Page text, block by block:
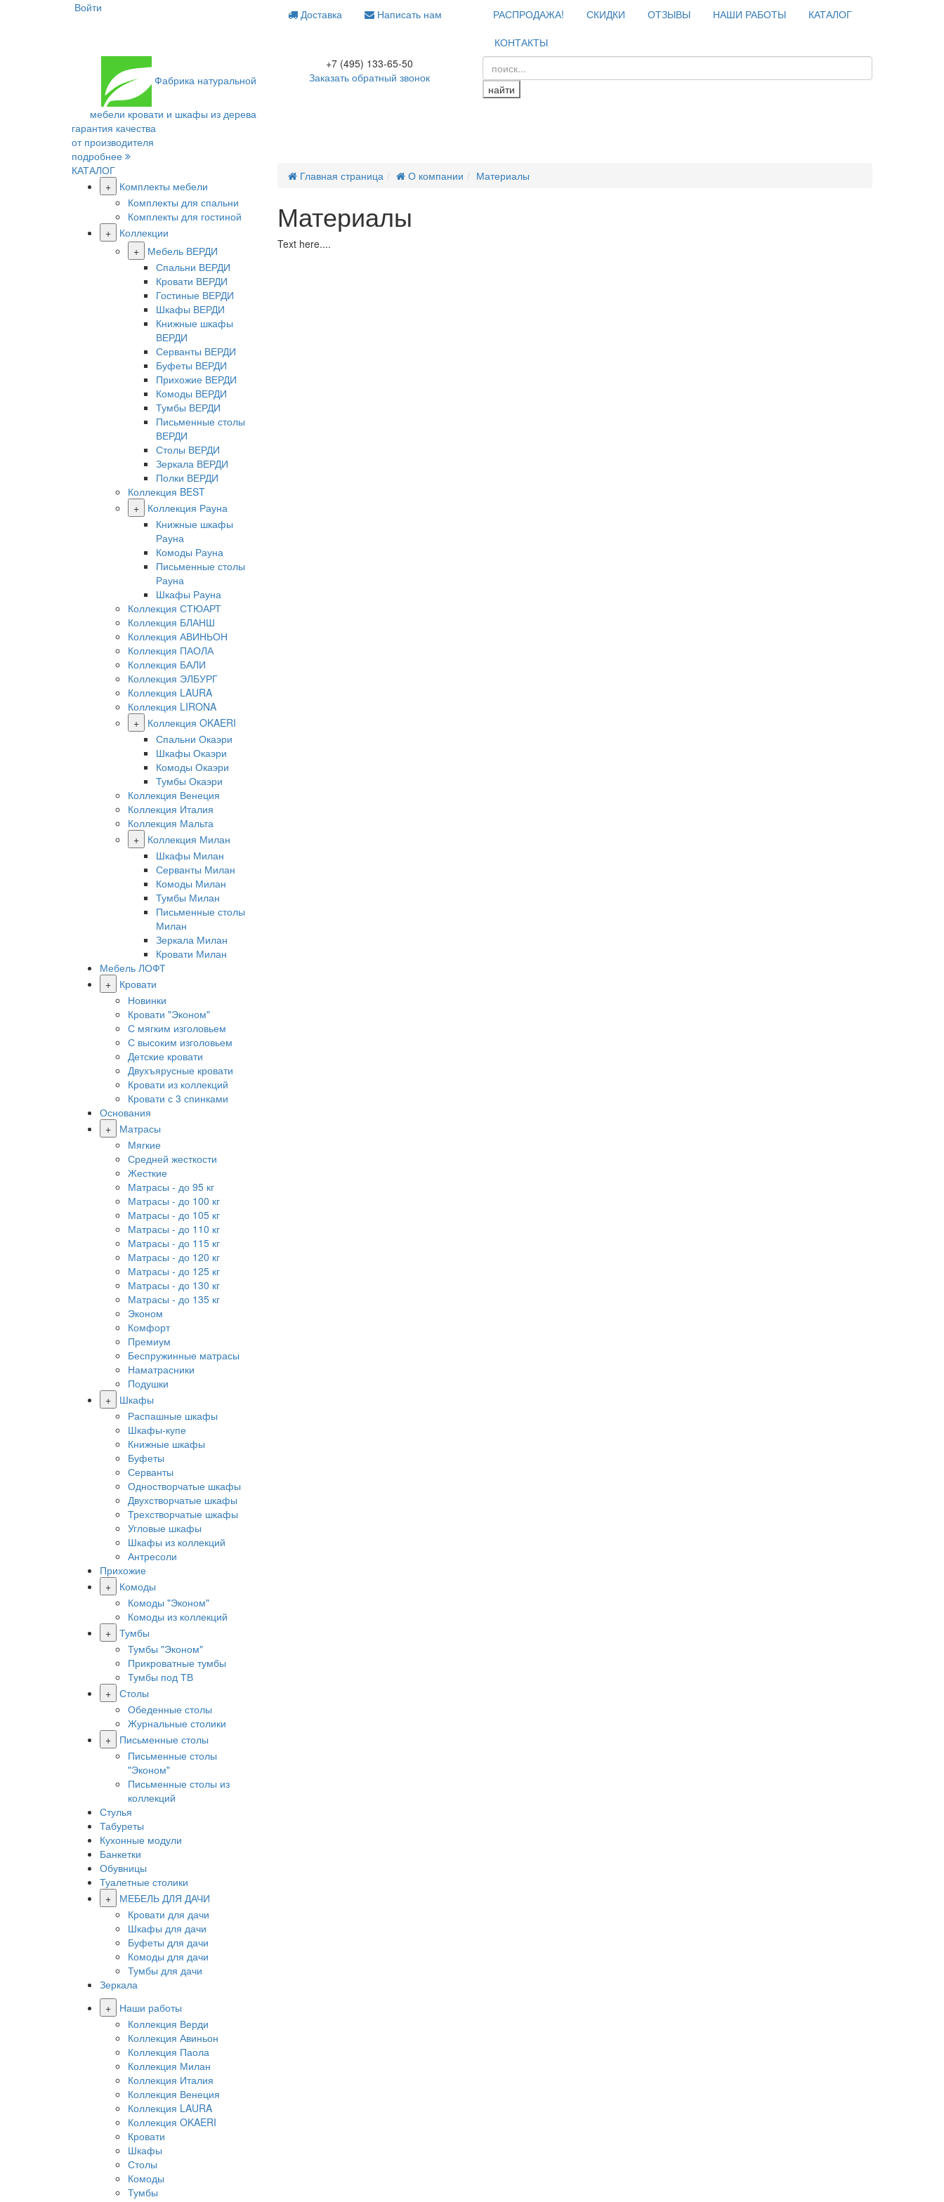
Войти Доставка Написать нам РАСПРОДАЖА! СКИДКИ ОТЗЫВЫ НАШИ РАБОТЫ
КАТАЛОГ
КОНТАКТЫ
Фабрика натуральной
мебели кровати и шкафы из дерева
+7 (495) 133-65-50
Заказать обратный звонок
найти
гарантия качества
от производителя
подробнее
КАТАЛОГ
+
Комплекты мебели
Комплекты для спальни
Комплекты для гостиной
+
Коллекции
+
Мебель ВЕРДИ
Спальни ВЕРДИ
Кровати ВЕРДИ
Гостиные ВЕРДИ
Шкафы ВЕРДИ
Книжные шкафы
ВЕРДИ
Серванты ВЕРДИ
Буфеты ВЕРДИ
Прихожие ВЕРДИ
Комоды ВЕРДИ
Тумбы ВЕРДИ
Письменные столы
ВЕРДИ
Столы ВЕРДИ
Зеркала ВЕРДИ
Полки ВЕРДИ
Коллекция BEST
+
Коллекция Рауна
Книжные шкафы
Рауна
Комоды Рауна
Письменные столы
Рауна
Шкафы Рауна
Коллекция СТЮАРТ
Коллекция БЛАНШ
Коллекция АВИНЬОН
Коллекция ПАОЛА
Коллекция БАЛИ
Коллекция ЭЛБУРГ
Коллекция LAURA
Коллекция LIRONA
+
Коллекция OKAERI
Спальни Окаэри
Шкафы Окаэри
Комоды Окаэри
Тумбы Окаэри
Коллекция Венеция
Коллекция Италия
Коллекция Мальта
+
Коллекция Милан
Шкафы Милан
Серванты Милан
Комоды Милан
Тумбы Милан
Письменные столы
Милан
Зеркала Милан
Кровати Милан
Мебель ЛОФТ
+
Кровати
Новинки
Кровати "Эконом"
С мягким изголовьем
С высоким изголовьем
Детские кровати
Двухъярусные кровати
Кровати из коллекций
Кровати с 3 спинками
Основания
+
Матрасы
Мягкие
Средней жесткости
Жесткие
Матрасы - до 95 кг
Матрасы - до 100 кг
Матрасы - до 105 кг
Матрасы - до 110 кг
Матрасы - до 115 кг
Матрасы - до 120 кг
Матрасы - до 125 кг
Матрасы - до 130 кг
Матрасы - до 135 кг
Эконом
Комфорт
Премиум
Беспружинные матрасы
Наматрасники
Подушки
+
Шкафы
Распашные шкафы
Шкафы-купе
Книжные шкафы
Буфеты
Серванты
Одностворчатые шкафы
Двухстворчатые шкафы
Трехстворчатые шкафы
Угловые шкафы
Шкафы из коллекций
Антресоли
Прихожие
+
Комоды
Комоды "Эконом"
Комоды из коллекций
+ Тумбы
Тумбы "Эконом"
Прикроватные тумбы
Тумбы под ТВ
+ Столы
Обеденные столы
Журнальные столики
+
Письменные столы
Письменные столы
"Эконом"
Письменные столы из
коллекций
Стулья
Табуреты
Кухонные модули
Банкетки
Обувницы
Туалетные столики
+
МЕБЕЛЬ ДЛЯ ДАЧИ
Кровати для дачи
Шкафы для дачи
Буфеты для дачи
Комоды для дачи
Тумбы для дачи
Зеркала
+
Наши работы
Коллекция Верди
Коллекция Авиньон
Коллекция Паола
Коллекция Милан
Коллекция Италия
Коллекция Венеция
Коллекция LAURA
Коллекция OKAERI
Кровати
Шкафы
Столы
Комоды
Тумбы
Главная страница О компании Материалы
Материалы
Text here....